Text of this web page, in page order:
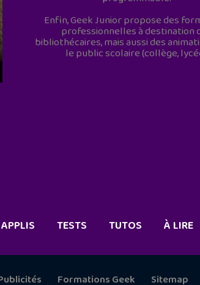
Enfin, Geek Junior propose des
professionnelles à destination
bibliothécaires, mais aussi des
le public scolaire (collège,
APPLIS TESTS TUTOS À LIRE
Formations Geek Sitemap